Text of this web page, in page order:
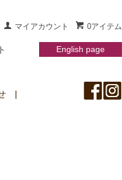
0アイテム
マイアカウント
|
English page